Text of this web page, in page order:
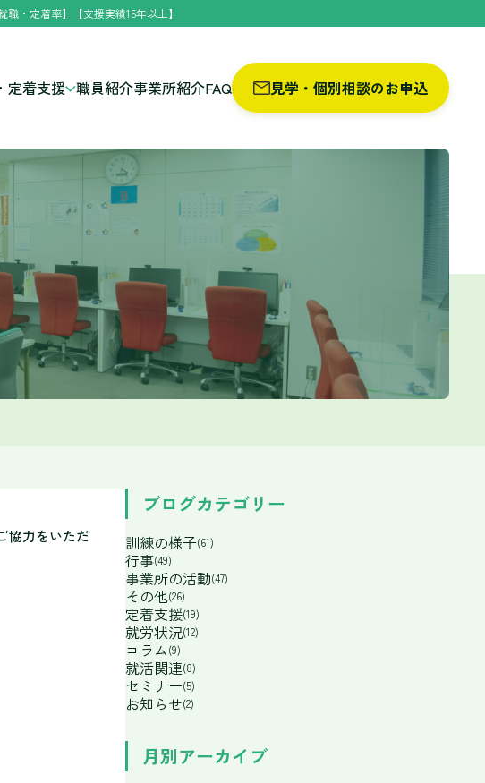
・定着率】【支援実績15年以上】
定着支援 職員紹介事業所紹介FAQ 見学・個別相談のお申込
協力をいただ
ブログカテゴリー
訓練の様子(61)
行事(49)
事業所の活動(47)
その他(26)
定着支援(19)
就労状況(12)
コラム(9)
就活関連(8)
セミナー(5)
お知らせ(2)
月別アーカイブ